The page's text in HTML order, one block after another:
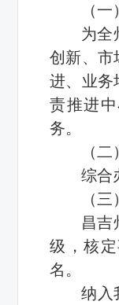
（
为全
创新、市
进、业务
责推进
务。
（
综合
（
昌吉
级，核
名。
纳入